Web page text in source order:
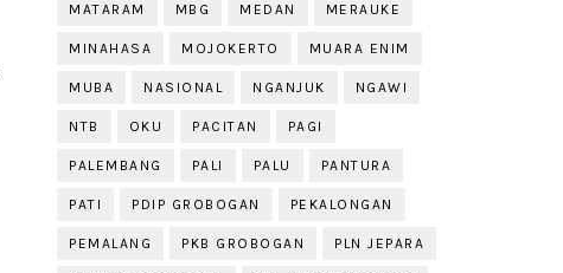
MATARAM MBG MEDAN MERAUKE
MINAHASA MOJOKERTO MUARA ENIM
MUBA NASIONAL NGANJUK NGAWI
NTB OKU PACITAN PAGI
PALEMBANG PALI PALU PANTURA
PATI PDIP GROBOGAN PEKALONGAN
PEMALANG PKB GROBOGAN PLN JEPARA